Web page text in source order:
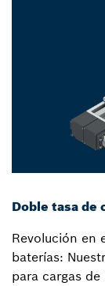
Doble tasa de
Revolución en
baterías:
para cargas